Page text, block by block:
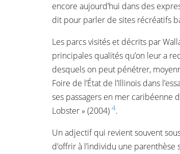
encore aujourd’hui dans des
dit pour parler de sites récréatifs
Les parcs visités et décrits par
principales qualités qu’on leur a
desquels on peut pénétrer,
Foire de l’État de l’Illinois dans
ses passagers en mer caribéenne
Lobster » (2004) 4.
Un adjectif qui revient souvent
d’offrir à l’individu une